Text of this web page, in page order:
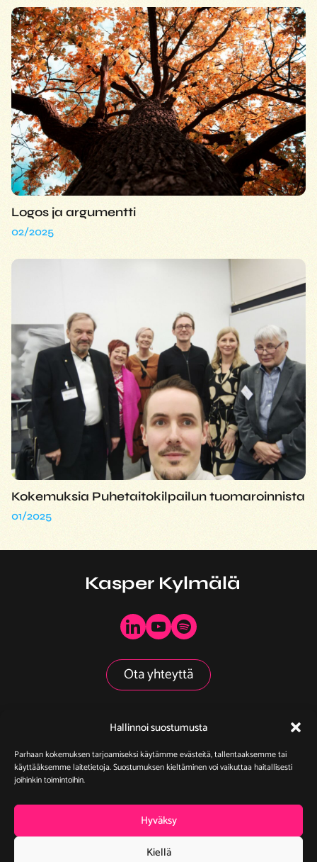
Hallinnoi suostumusta
Parhaan kokemuksen tarjoamiseksi käytämme evästeitä, tallentaaksemme tai
käyttääksemme laitetietoja. Suostumuksen kieltäminen voi vaikuttaa haitallisesti
joihinkin toimintoihin.
Hyväksy
Kiellä
Logos ja argumentti
02/2025
Kokemuksia Puhetaitokilpailun tuomaroinnista
01/2025
Kasper Kylmälä
Ota yhteyttä
Yhteistyössä